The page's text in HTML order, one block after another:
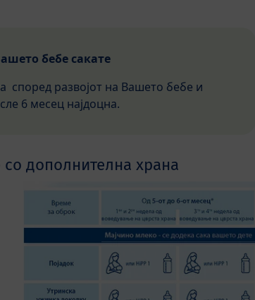
бебе сакате
според развојот на Вашето бебе и
6 месец најдоцна.
дополнителна храна